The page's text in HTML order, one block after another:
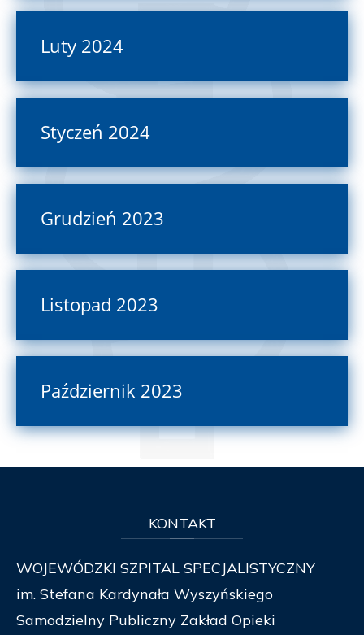
Luty 2024
Styczeń 2024
Grudzień 2023
Listopad 2023
Październik 2023
KONTAKT
WOJEWÓDZKI SZPITAL SPECJALISTYCZNY
im. Stefana Kardynała Wyszyńskiego
Samodzielny Publiczny Zakład Opieki